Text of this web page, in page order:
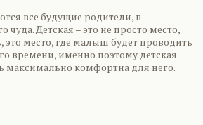
все будущие родители, в
Детская – это не просто место,
это место, где малыш будет проводить
времени, именно поэтому детская
максимально комфортна для него.